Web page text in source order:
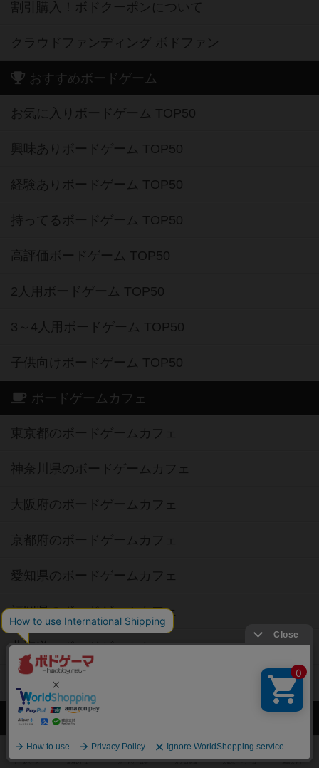
割引購入！ボドクーポンについて
クラウドファンディング ボドファン
おすすめボードゲーム
お気に入りボードゲーム TOP50
興味ありボードゲーム TOP50
経験ありボードゲーム TOP50
持ってるボードゲーム TOP50
高評価ボードゲーム TOP50
2人用ボードゲーム TOP50
3～4人用ボードゲーム TOP50
子供向けボードゲーム TOP50
ボードゲームカフェ
東京都のボードゲームカフェ
神奈川県のボードゲームカフェ
大阪府のボードゲームカフェ
京都府のボードゲームカフェ
愛知県のボードゲームカフェ
福岡県のボードゲームカフェ
北海道のボードゲームカフェ
オーナー・店長の方へ
運営者情報
ご利用規約